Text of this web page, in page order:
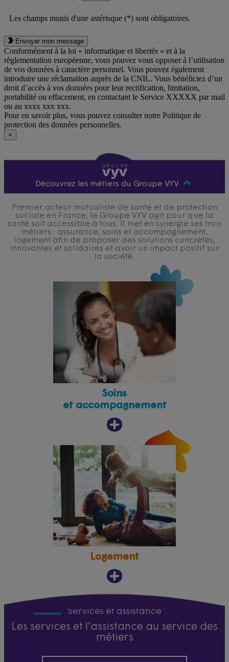
Les champs munis d'une astérisque (*) sont obligatoires.
Envoyer mon message
Conformément à la loi « informatique et libertés » et à la
règlementation européenne, vous pouvez vous opposer à l’utilisation
de vos données à caractère personnel. Vous pouvez également
introduire une réclamation auprès de la CNIL. Vous bénéficiez d’un
droit d’accès à vos données pour leur rectification, limitation,
portabilité ou effacement, en contactant le Service XXXXX par mail
ou au xxxx xxx xxx.
Pour en savoir plus, vous pouvez consulter notre Politique de
protection des données personnelles.
×
Découvrez les métiers du Groupe VYV
Premier acteur mutualiste de santé et de protection
sociale en France, le Groupe VYV agit pour que la
santé soit accessible à tous. Il met en synergie ses trois
métiers : assurance, soins et accompagnement,
logement afin de proposer des solutions concrètes,
innovantes et solidaires et avoir un impact positif sur
la société.
Soins
et accompagnement
Logement
Services et assistance
Les services et l'assistance au service des
métiers